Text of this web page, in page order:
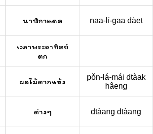
นาฬิกาแดด naa-lí-gaa dàet
เวลาพระอาทิตย์
ตก
ผลไม้ตากแห้ง
pǒn-lá-mái dtàak
hâeng
ต่างๆ dtàang dtàang